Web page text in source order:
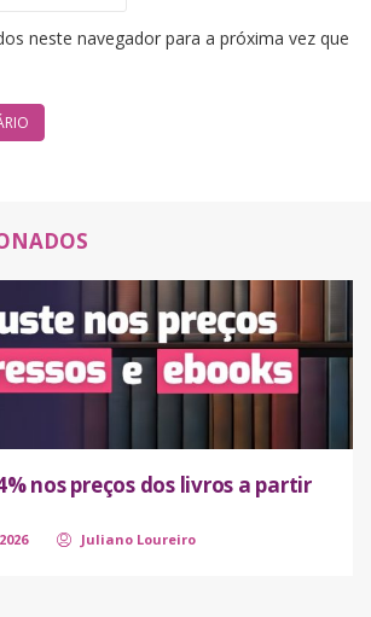
neste navegador para a próxima vez que
nos preços dos livros a partir
Juliano Loureiro